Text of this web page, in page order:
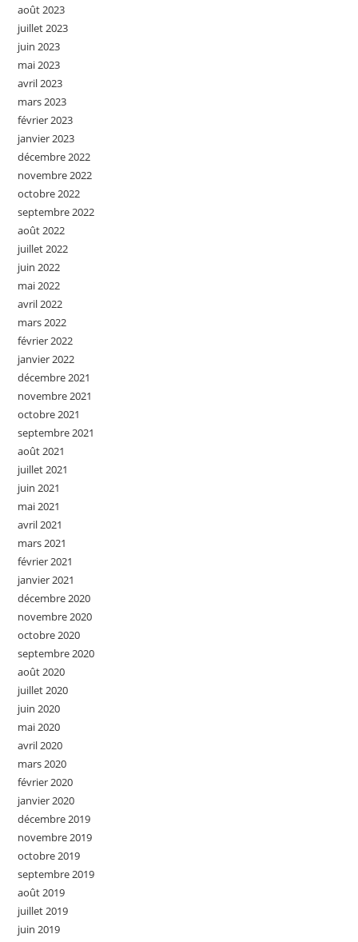
août 2023
juillet 2023
juin 2023
mai 2023
avril 2023
mars 2023
février 2023
janvier 2023
décembre 2022
novembre 2022
octobre 2022
septembre 2022
août 2022
juillet 2022
juin 2022
mai 2022
avril 2022
mars 2022
février 2022
janvier 2022
décembre 2021
novembre 2021
octobre 2021
septembre 2021
août 2021
juillet 2021
juin 2021
mai 2021
avril 2021
mars 2021
février 2021
janvier 2021
décembre 2020
novembre 2020
octobre 2020
septembre 2020
août 2020
juillet 2020
juin 2020
mai 2020
avril 2020
mars 2020
février 2020
janvier 2020
décembre 2019
novembre 2019
octobre 2019
septembre 2019
août 2019
juillet 2019
juin 2019